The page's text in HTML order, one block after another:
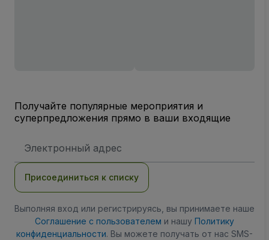
Получайте популярные мероприятия и
суперпредложения прямо в ваши входящие
электронной
Присоединиться к списку
Выполняя вход или регистрируясь, вы принимаете наше
Соглашение с пользователем и нашу Политику
конфиденциальности. Вы можете получать от нас SMS-